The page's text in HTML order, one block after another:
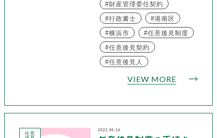
財産管理委任契約
行政書士
港南区
横浜市
任意後見制度
任意後見契約
任意後見人
VIEW MORE
任意
2022.06.14